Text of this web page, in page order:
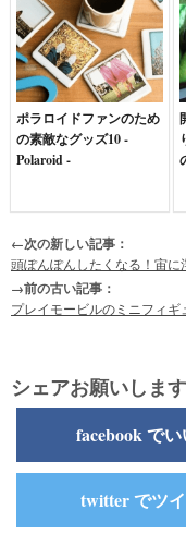
ポラロイドファンのため
の素敵なグッズ10 -
Polaroid -
←次の新しい記事：
頭ぽんぽんしたくなる！宙
→前の古い記事：
プレイモービルのミニフィギ
シェアお願いします
facebook でい
twitter でツ